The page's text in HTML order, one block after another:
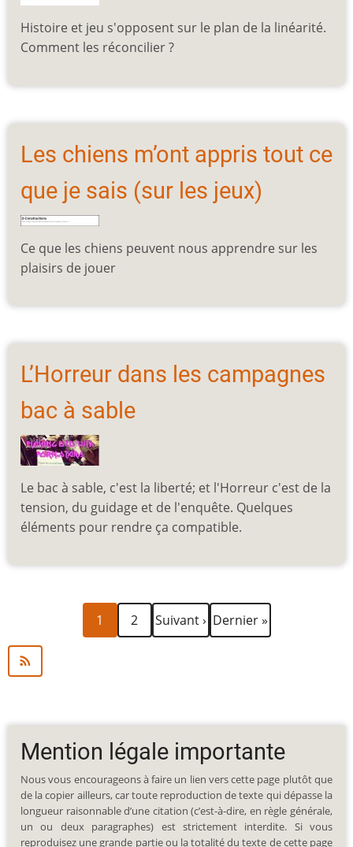
Histoire et jeu s'opposent sur le plan de la linéarité.
Comment les réconcilier ?
Les chiens m’ont appris tout ce
que je sais (sur les jeux)
Ce que les chiens peuvent nous apprendre sur les
plaisirs de jouer
L’Horreur dans les campagnes
bac à sable
Le bac à sable, c'est la liberté; et l'Horreur c'est de la
tension, du guidage et de l'enquête. Quelques
éléments pour rendre ça compatible.
Page
courante
1 Page
2
Page
suivante
Suivant › Dernière
page
Dernier »
Mention légale importante
Nous vous encourageons à faire un lien vers cette page plutôt que
de la copier ailleurs, car toute reproduction de texte qui dépasse la
longueur raisonnable d’une citation (c’est-à-dire, en règle générale,
un ou deux paragraphes) est strictement interdite. Si vous
reproduisez une grande partie ou la totalité du texte de cette page